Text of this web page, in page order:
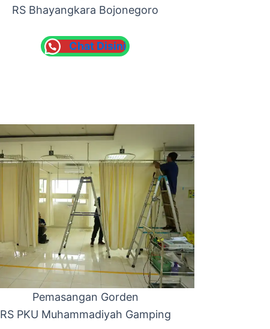
RS Bhayangkara Bojonegoro
Chat Disini
Pemasangan Gorden
RS PKU Muhammadiyah Gamping